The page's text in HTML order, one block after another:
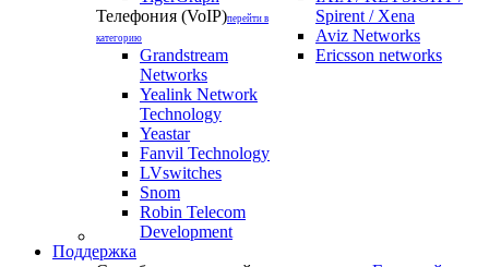
Телефония (VoIP)перейти в
категорию
Grandstream
Networks
Yealink Network
Technology
Yeastar
Fanvil Technology
LVswitches
Snom
Robin Telecom
Development
Spirent / Xena
Aviz Networks
Ericsson networks
Поддержка